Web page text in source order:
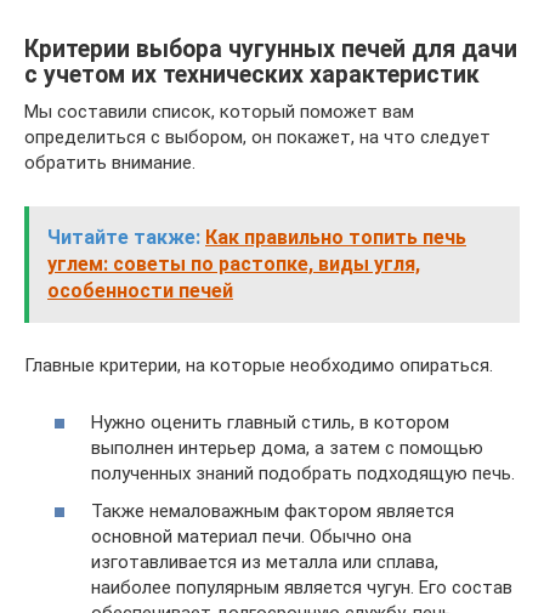
Критерии выбора чугунных печей для дачи
с учетом их технических характеристик
Мы составили список, который поможет вам
определиться с выбором, он покажет, на что следует
обратить внимание.
Читайте также: Как правильно топить печь
углем: советы по растопке, виды угля,
особенности печей
Главные критерии, на которые необходимо опираться.
Нужно оценить главный стиль, в котором
выполнен интерьер дома, а затем с помощью
полученных знаний подобрать подходящую печь.
Также немаловажным фактором является
основной материал печи. Обычно она
изготавливается из металла или сплава,
наиболее популярным является чугун. Его состав